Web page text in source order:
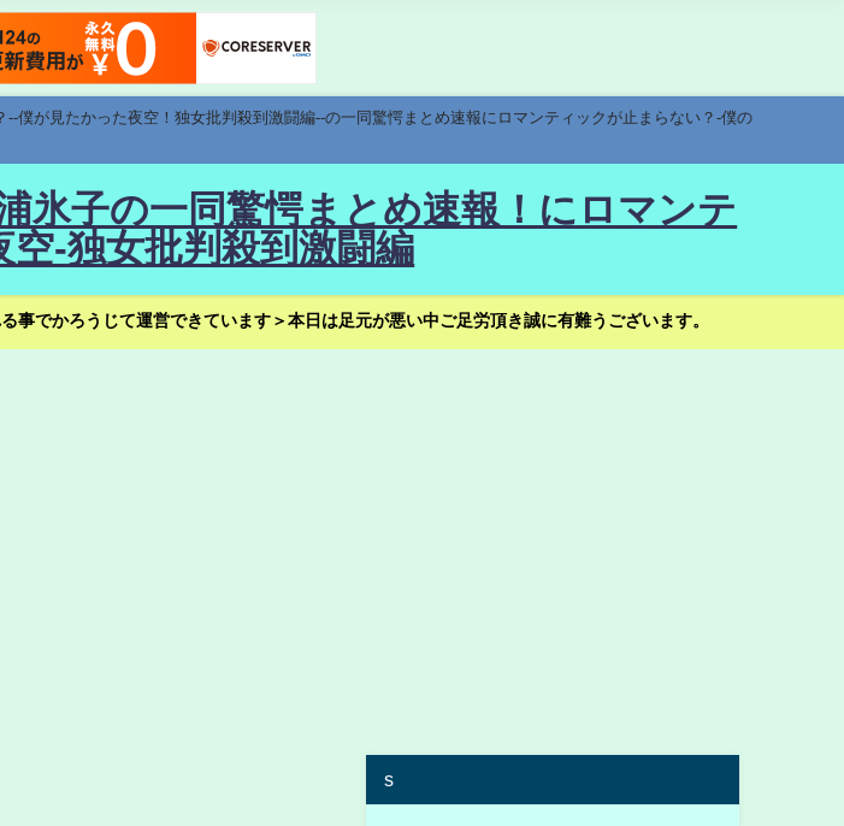
が見たかった夜空！独女批判殺到激闘編--の一同驚愕まとめ速報にロマンティックが止まらない？-僕の
氷子の一同驚愕まとめ速報！にロマンテ
-独女批判殺到激闘編
でかろうじて運営できています＞本日は足元が悪い中ご足労頂き誠に有難うございます。
s